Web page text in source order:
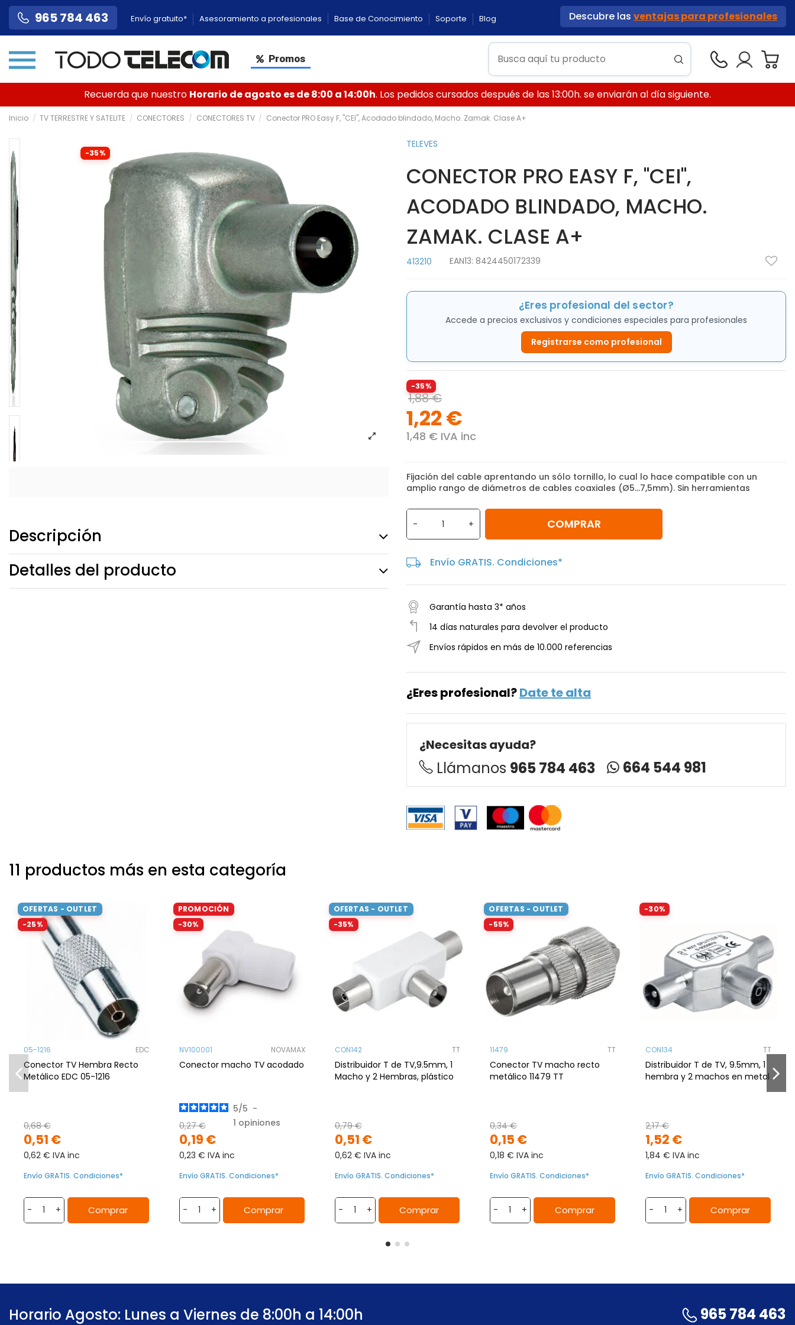
965 784 463 Envío gratuito* Asesoramiento a profesionales Base de Conocimiento Soporte Blog Descubre las ventajas para profesionales
Promos
Recuerda que nuestro Horario de agosto es de 8:00 a 14:00h. Los pedidos cursados después de las 13:00h. se enviarán al día siguiente.
Inicio TV TERRESTRE Y SATELITE CONECTORES CONECTORES TV Conector PRO Easy F, "CEI", Acodado blindado, Macho. Zamak. Clase A+
-35%
Descripción
Detalles del producto
TELEVES
CONECTOR PRO EASY F, "CEI",
ACODADO BLINDADO, MACHO.
ZAMAK. CLASE A+
413210 EAN13: 8424450172339
¿Eres profesional del sector?
Accede a precios exclusivos y condiciones especiales para profesionales
Registrarse como profesional
-35%
1,88 €
1,22 €
1,48 € IVA inc
Fijación del cable aprentando un sólo tornillo, lo cual lo hace compatible con un
amplio rango de diámetros de cables coaxiales (Ø5...7,5mm). Sin herramientas
- + COMPRAR
Envío GRATIS. Condiciones*
Garantía hasta 3* años
14 días naturales para devolver el producto
Envíos rápidos en más de 10.000 referencias
¿Eres profesional?Date te alta
¿Necesitas ayuda?
Llámanos 965 784 463 664 544 981
11 productos más en esta categoría
OFERTAS - OUTLET
-25%
05-1216 EDC
Conector TV Hembra Recto
Metálico EDC 05-1216
0,51 €
0,68 €
0,62 € IVA inc
Envío GRATIS. Condiciones*
- + Comprar
PROMOCIÓN
-30%
NV100001 NOVAMAX
Conector macho TV acodado
5/5 -
1 opiniones
0,19 €
0,27 €
0,23 € IVA inc
Envío GRATIS. Condiciones*
- + Comprar
OFERTAS - OUTLET
-35%
CON142 TT
Distribuidor T de TV,9.5mm, 1
Macho y 2 Hembras, plástico
0,51 €
0,79 €
0,62 € IVA inc
Envío GRATIS. Condiciones*
- + Comprar
OFERTAS - OUTLET
-55%
11479 TT
Conector TV macho recto
metálico 11479 TT
0,15 €
0,34 €
0,18 € IVA inc
Envío GRATIS. Condiciones*
- + Comprar
-30%
CON134 TT
Distribuidor T de TV, 9.5mm, 1
hembra y 2 machos en metal
1,52 €
2,17 €
1,84 € IVA inc
Envío GRATIS. Condiciones*
- + Comprar
Horario Agosto: Lunes a Viernes de 8:00h a 14:00h 965 784 463